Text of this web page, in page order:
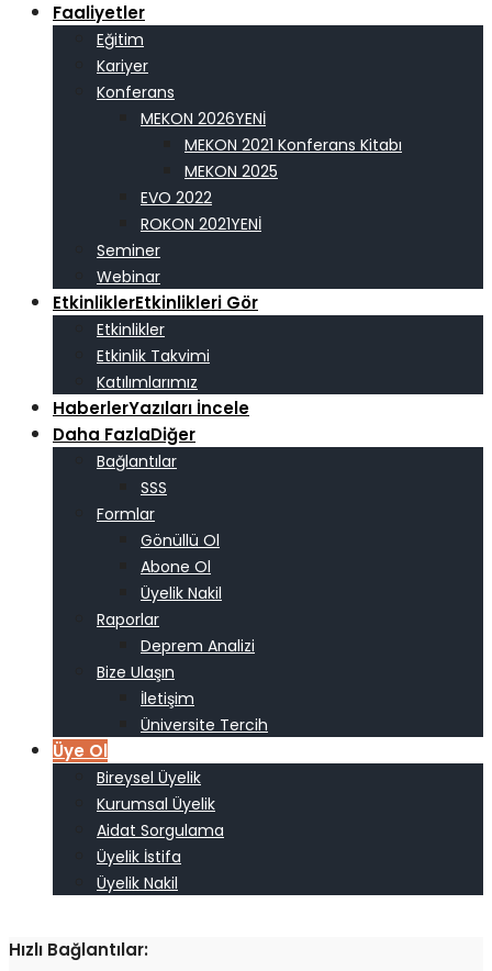
Faaliyetler
Eğitim
Kariyer
Konferans
MEKON 2026
MEKON 2021 Konferans Kitabı
MEKON 2025
EVO 2022
ROKON 2021
Seminer
Webinar
EtkinliklerEtkinlikleri Gör
Etkinlikler
Etkinlik Takvimi
Katılımlarımız
HaberlerYazıları İncele
Daha FazlaDiğer
Bağlantılar
SSS
Formlar
Gönüllü Ol
Abone Ol
Üyelik Nakil
Raporlar
Deprem Analizi
Bize Ulaşın
İletişim
Üniversite Tercih
Üye Ol
Bireysel Üyelik
Kurumsal Üyelik
Aidat Sorgulama
Üyelik İstifa
Üyelik Nakil
Hızlı Bağlantılar: